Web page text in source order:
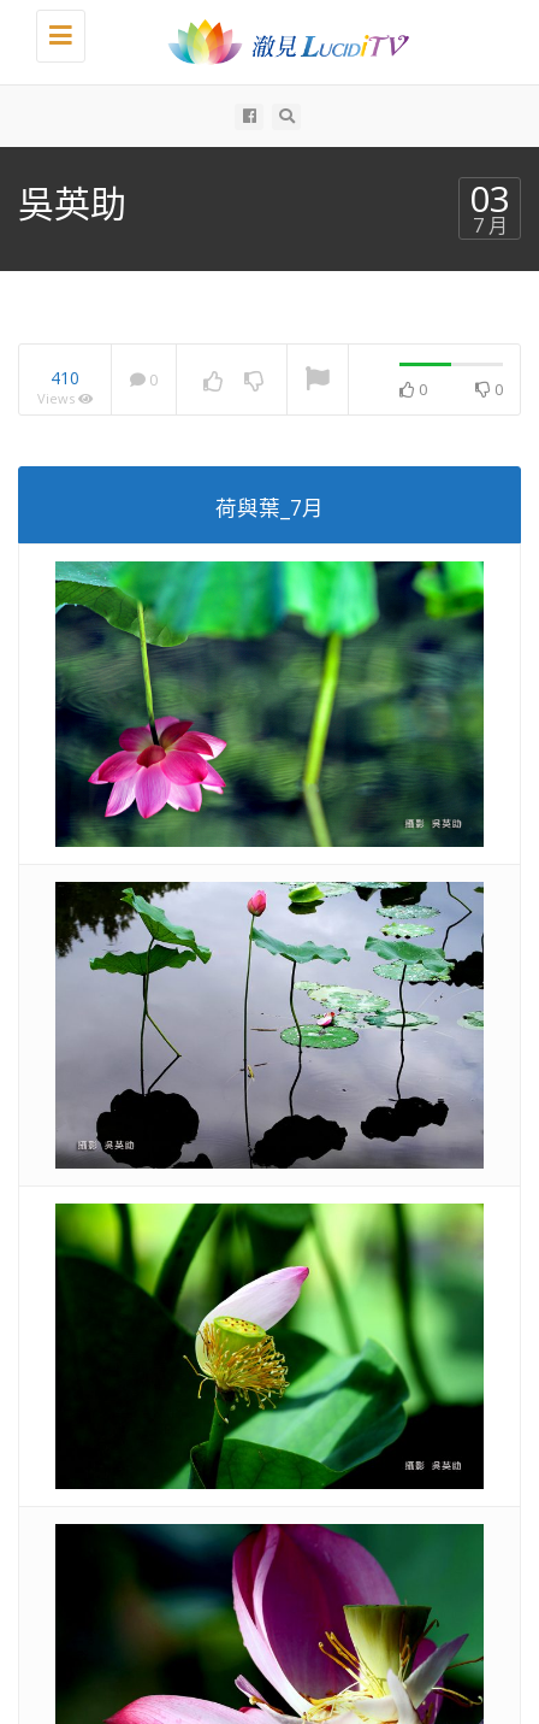
Toggle
navigation
吳英助 03
7 月
410
Views
0 0 0
荷與葉_7月